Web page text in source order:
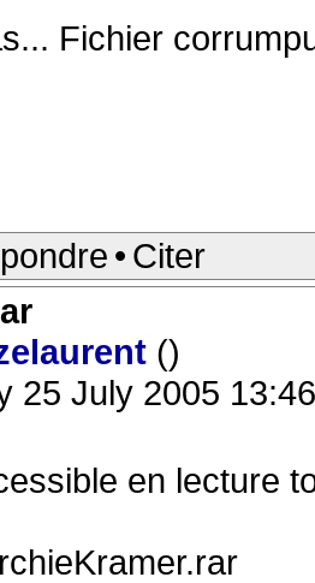
Fichier
• Citer
()
25 July 2005
en lecture